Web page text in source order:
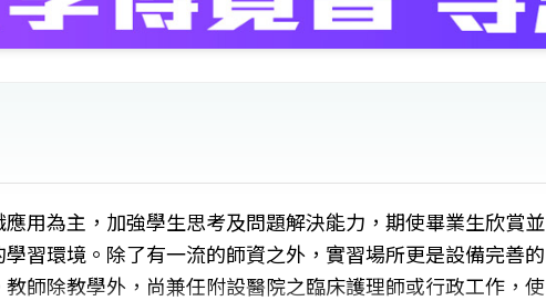
用為主，加強學生思考及問題解決能力，期使畢業生欣賞並
習環境。除了有一流的師資之外，實習場所更是設備完善的
師除教學外，尚兼任附設醫院之臨床護理師或行政工作，使